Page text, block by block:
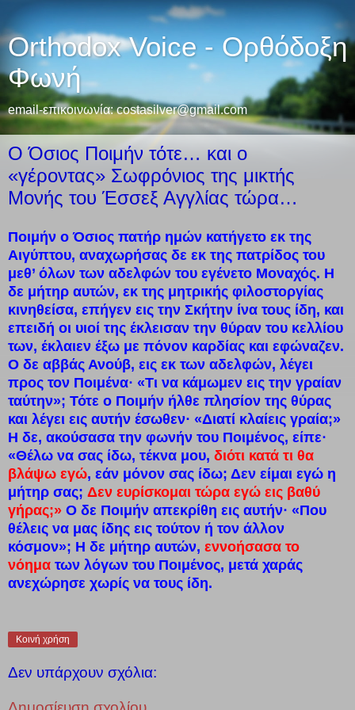
Orthodox Voice - Ορθόδοξη
Φωνή
email-επικοινωνία: costasilver@gmail.com
Ο Όσιος Ποιμήν τότε… και ο
«γέροντας» Σωφρόνιος της μικτής
Μονής του Έσσεξ Αγγλίας τώρα…
Ποιμήν ο Όσιος πατήρ ημών κατήγετο εκ της
Αιγύπτου, αναχωρήσας δε εκ της πατρίδος του
μεθ’ όλων των αδελφών του εγένετο Μοναχός. Η
δε μήτηρ αυτών, εκ της μητρικής φιλοστοργίας
κινηθείσα, επήγεν εις την Σκήτην ίνα τους ίδη, και
επειδή οι υιοί της έκλεισαν την θύραν του κελλίου
των, έκλαιεν έξω με πόνον καρδίας και εφώναζεν.
Ο δε αββάς Ανούβ, εις εκ των αδελφών, λέγει
προς τον Ποιμένα· «Τι να κάμωμεν εις την γραίαν
ταύτην»; Τότε ο Ποιμήν ήλθε πλησίον της θύρας
και λέγει εις αυτήν έσωθεν· «Διατί κλαίεις γραία;»
Η δε, ακούσασα την φωνήν του Ποιμένος, είπε·
«Θέλω να σας ίδω, τέκνα μου, διότι κατά τι θα
βλάψω εγώ, εάν μόνον σας ίδω; Δεν είμαι εγώ η
μήτηρ σας; Δεν ευρίσκομαι τώρα εγώ εις βαθύ
γήρας;» Ο δε Ποιμήν απεκρίθη εις αυτήν· «Που
θέλεις να μας ίδης εις τούτον ή τον άλλον
κόσμον»; Η δε μήτηρ αυτών, εννοήσασα το
νόημα των λόγων του Ποιμένος, μετά χαράς
ανεχώρησε χωρίς να τους ίδη.
Κοινή χρήση
Δεν υπάρχουν σχόλια: